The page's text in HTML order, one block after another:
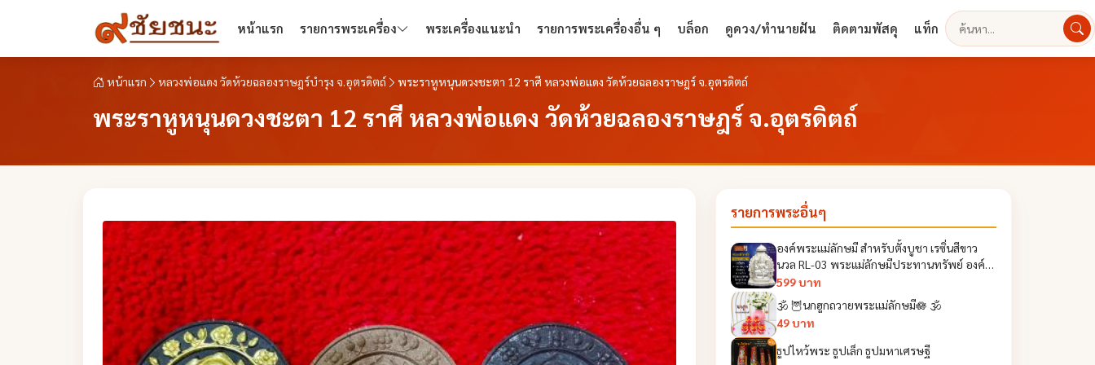
หน้าแรก รายการพระเครื่อง พระเครื่องแนะนำ รายการพระเครื่องอื่น ๆ บล็อก ดูดวง/ทำนายฝัน ติดตามพัสดุ แท็ก
ค้นหา
หน้าแรก หลวงพ่อแดง วัดห้วยฉลองราษฎร์บำรุง จ.อุตรดิตถ์ พระราหูหนุนดวงชะตา 12 ราศี หลวงพ่อแดง วัดห้วยฉลองราษฎร์ จ.อุตรดิตถ์
พระราหูหนุนดวงชะตา 12 ราศี หลวงพ่อแดง วัดห้วยฉลองราษฎร์ จ.อุตรดิตถ์
รายการพระอื่นๆ
องค์พระแม่ลักษมี สำหรับตั้งบูชา เรซิ่นสีขาว
นวล RL-03 พระแม่ลักษมีประทานทรัพย์ องค์
พระแม่ลักษมีปางประทานพร ร่ำรวยเงินทอง
599 บาท
🕉 🦉นกฮูกถวายพระแม่ลักษมี🪷 🕉
49 บาท
ธูปไหว้พระ ธูปเล็ก ธูปมหาเศรษฐี